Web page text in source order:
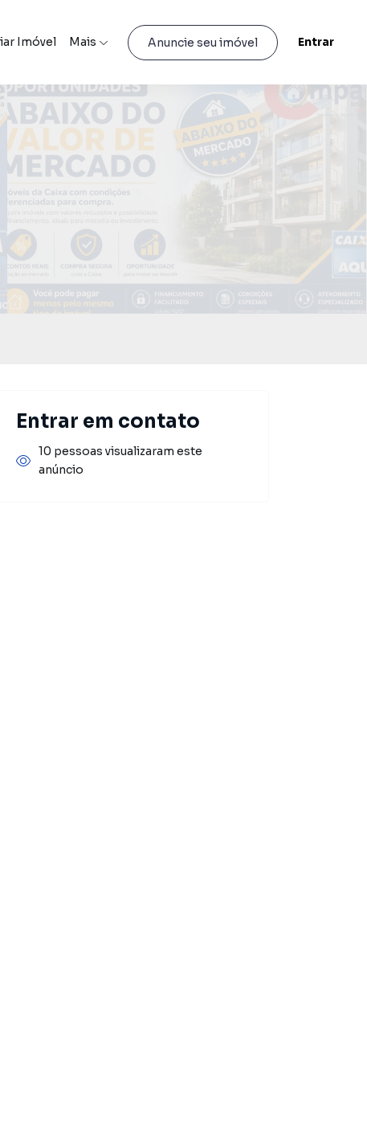
Imóvel Mais Anuncie seu imóvel Entrar
Entrar em contato
10 pessoas visualizaram este
anúncio